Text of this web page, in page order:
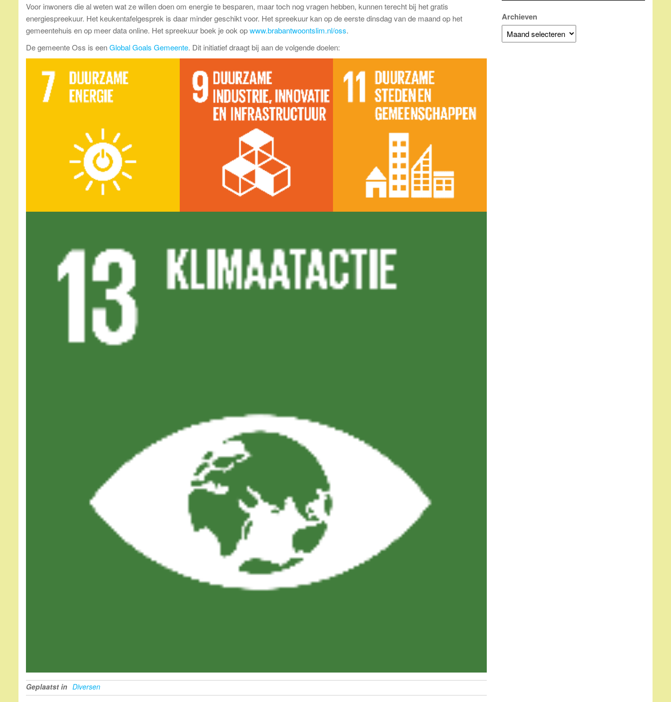
Voor inwoners die al weten wat ze willen doen om energie te besparen, maar toch nog vragen hebben, kunnen terecht bij het gratis
energiespreekuur. Het keukentafelgesprek is daar minder geschikt voor. Het spreekuur kan op de eerste dinsdag van de maand op het
gemeentehuis en op meer data online. Het spreekuur boek je ook opwww.brabantwoontslim.nl/oss.
De gemeente Oss is eenGlobal Goals Gemeente. Dit initiatief draagt bij aan de volgende doelen:
Geplaatst in Diversen
Archieven